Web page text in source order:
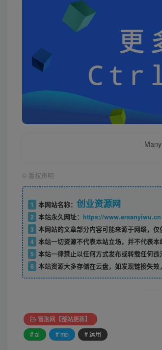
© 版权声明
1 本网站名称： 创业资源网
2 本站永久网址： https://www.ersanyiwu.cn
3 本网站的文章部分内容可能来源于网络，
4 本站一切资源不代表本站立场，并不代表本
5 本站一律禁止以任何方式发布或转载任何
6 本站资源大多存储在云盘，如发现链接失效
冒泡网【整站更新】
# ai
# mp # 运用